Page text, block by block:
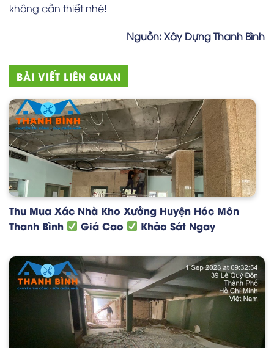
không cần thiết nhé!
Nguồn:Xây Dựng Thanh Bình
BÀI VIẾT LIÊN QUAN
Thu Mua Xác Nhà Kho Xưởng Huyện Hóc Môn
Thanh Bình
Giá Cao Khảo Sát Ngay